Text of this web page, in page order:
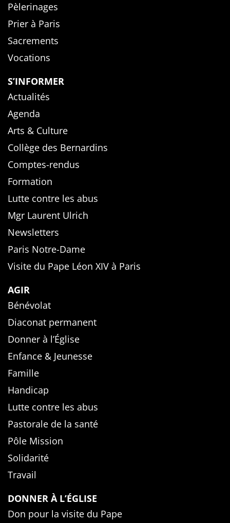
Pèlerinages
Prier à Paris
Sacrements
Vocations
S’INFORMER
Actualités
Agenda
Arts & Culture
Collège des Bernardins
Comptes-rendus
Formation
Lutte contre les abus
Mgr Laurent Ulrich
Newsletters
Paris Notre-Dame
Visite du Pape Léon XIV à Paris
AGIR
Bénévolat
Diaconat permanent
Donner à l’Église
Enfance & Jeunesse
Famille
Handicap
Lutte contre les abus
Pastorale de la santé
Pôle Mission
Solidarité
Travail
DONNER À L’ÉGLISE
Don pour la visite du Pape